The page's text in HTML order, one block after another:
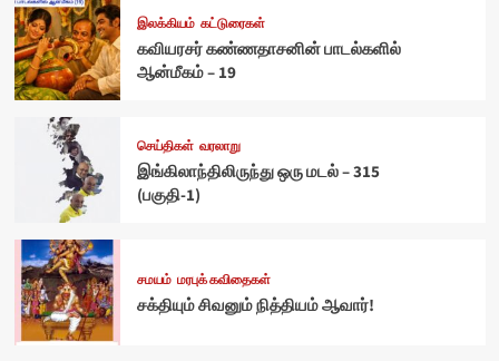
இலக்கியம் கட்டுரைகள்
கவியரசர் கண்ணதாசனின் பாடல்களில்
ஆன்மீகம் – 19
செய்திகள் வரலாறு
இங்கிலாந்திலிருந்து ஒரு மடல் – 315
(பகுதி-1)
சமயம் மரபுக் கவிதைகள்
சக்தியும் சிவனும் நித்தியம் ஆவார்!